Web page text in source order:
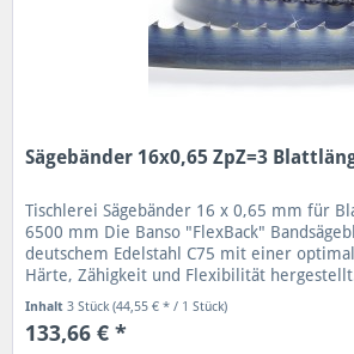
Sägebänder 16x0,65 ZpZ=3
Tischlerei Sägebänder 16 x 0,65 mm für
6500 mm Die Banso "FlexBack"
deutschem Edelstahl C75 mit einer
Härte, Zähigkeit und Flexibilität
Inhalt3 Stück(44,55 € * / 1 Stück)
133,66 € *